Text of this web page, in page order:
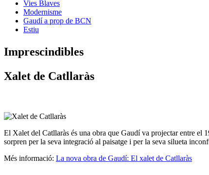
Vies Blaves
Modernisme
Gaudí a prop de BCN
Estiu
Imprescindibles
Xalet de Catllaràs
El Xalet del Catllaràs és una obra que Gaudí va projectar entre
sorpren per la seva integració al paisatge i per la seva silueta
Més informació: La nova obra de Gaudí: El xalet de Catllaràs